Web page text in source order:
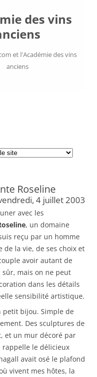
des vins
et l'Académie des vins
anciens
Roseline
4 juillet 2003
avec les
, un domaine
reçu par un homme
la vie, de ses choix et
avoir autant de
sûr, mais on ne peut
dans les détails
sensibilité artistique.
petit bijou. Simple de
Des sculptures de
et un mur décoré par
rappelle le délicieux
avait osé le plafond
vivent mes hôtes, la